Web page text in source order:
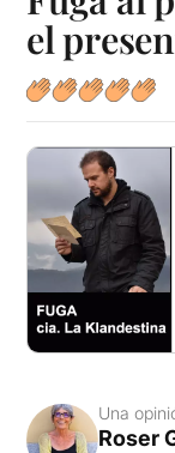
el
Una
Roser